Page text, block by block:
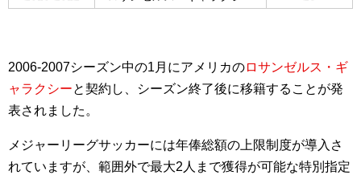
2006-2007シーズン中の1月にアメリカのロサンゼルス・ギ
ャラクシーと契約し、シーズン終了後に移籍することが発
表されました。
メジャーリーグサッカーには年俸総額の上限制度が導入さ
れていますが、範囲外で最大2人まで獲得が可能な特別指定